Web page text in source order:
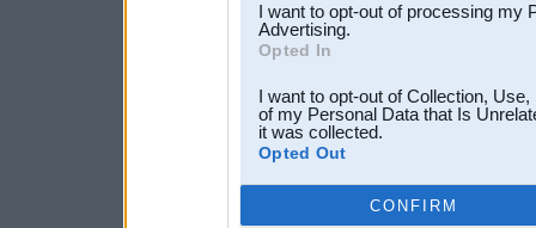
I want to opt-out of processing my
Advertising.
Opted In
I want to opt-out of Collection,
of my Personal Data that Is
it was collected.
Opted Out
CONFIRM